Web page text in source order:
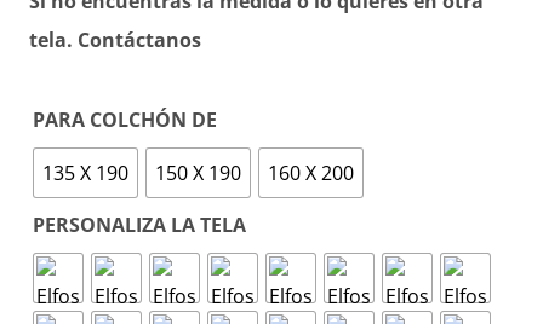
tela. Contáctanos
PARA COLCHÓN DE
135 X 190
150 X 190
160 X 200
PERSONALIZA LA TELA